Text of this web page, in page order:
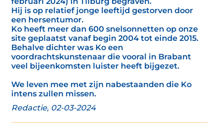
Hij is op relatief jonge leeftijd gestorven door
een hersentumor.
Ko heeft meer dan 600 snelsonnetten op onze
site geplaatst vanaf begin 2004 tot einde 2015.
Behalve dichter was Ko een
voordrachtskunstenaar die vooral in Brabant
veel bijeenkomsten luister heeft bijgezet.
We leven mee met zijn nabestaanden die Ko
intens zullen missen.
Redactie, 02-03-2024